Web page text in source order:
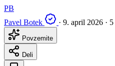
PB
Pavel Botek
· 9. april 2026 ·
Povzemite
Deli